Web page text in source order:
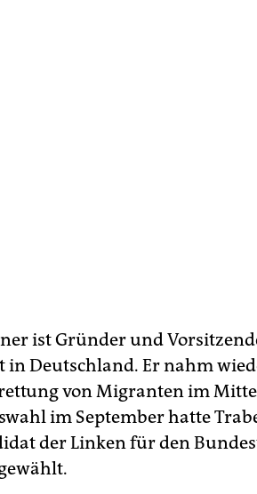
ist Gründer und
in Deutschland. Er nahm
von Migranten im
im September hatte
der Linken für den